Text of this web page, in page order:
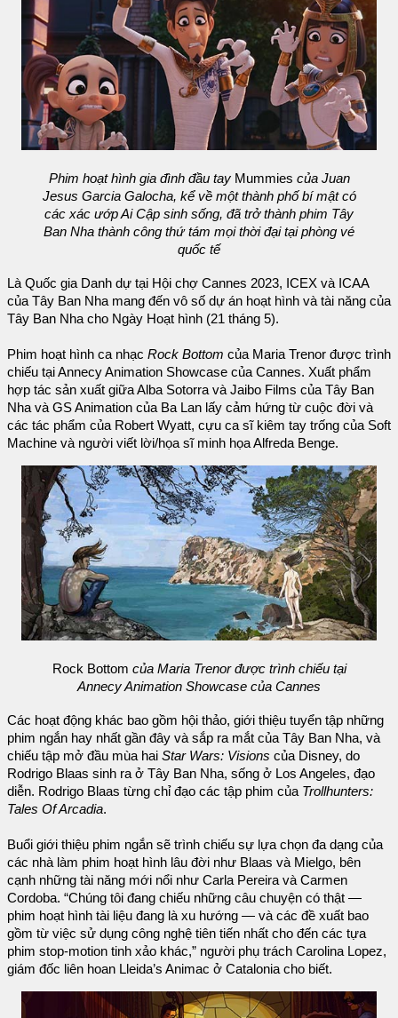
Phim hoạt hình gia đình đầu tay Mummies của Juan
Jesus Garcia Galocha, kể về một thành phố bí mật có
các xác ướp Ai Cập sinh sống, đã trở thành phim Tây
Ban Nha thành công thứ tám mọi thời đại tại phòng vé
quốc tế
Là Quốc gia Danh dự tại Hội chợ Cannes 2023, ICEX và ICAA
của Tây Ban Nha mang đến vô số dự án hoạt hình và tài năng của
Tây Ban Nha cho Ngày Hoạt hình (21 tháng 5).
Phim hoạt hình ca nhạc Rock Bottom của Maria Trenor được trình
chiếu tại Annecy Animation Showcase của Cannes. Xuất phẩm
hợp tác sản xuất giữa Alba Sotorra và Jaibo Films của Tây Ban
Nha và GS Animation của Ba Lan lấy cảm hứng từ cuộc đời và
các tác phẩm của Robert Wyatt, cựu ca sĩ kiêm tay trống của Soft
Machine và người viết lời/họa sĩ minh họa Alfreda Benge.
Rock Bottom của Maria Trenor được trình chiếu tại
Annecy Animation Showcase của Cannes
Các hoạt động khác bao gồm hội thảo, giới thiệu tuyển tập những
phim ngắn hay nhất gần đây và sắp ra mắt của Tây Ban Nha, và
chiếu tập mở đầu mùa hai Star Wars: Visions của Disney, do
Rodrigo Blaas sinh ra ở Tây Ban Nha, sống ở Los Angeles, đạo
diễn. Rodrigo Blaas từng chỉ đạo các tập phim của Trollhunters:
Tales Of Arcadia.
Buổi giới thiệu phim ngắn sẽ trình chiếu sự lựa chọn đa dạng của
các nhà làm phim hoạt hình lâu đời như Blaas và Mielgo, bên
cạnh những tài năng mới nổi như Carla Pereira và Carmen
Cordoba. “Chúng tôi đang chiếu những câu chuyện có thật —
phim hoạt hình tài liệu đang là xu hướng — và các đề xuất bao
gồm từ việc sử dụng công nghệ tiên tiến nhất cho đến các tựa
phim stop-motion tinh xảo khác,” người phụ trách Carolina Lopez,
giám đốc liên hoan Lleida’s Animac ở Catalonia cho biết.